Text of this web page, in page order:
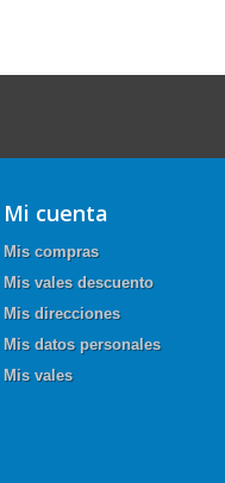
Mi cuenta
Mis compras
Mis vales descuento
Mis direcciones
Mis datos personales
Mis vales